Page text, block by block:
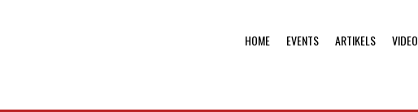
HOME EVENTS ARTIKELS VIDEO